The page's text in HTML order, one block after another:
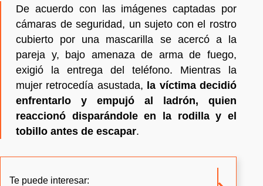
De acuerdo con las imágenes captadas por
cámaras de seguridad, un sujeto con el rostro
cubierto por una mascarilla se acercó a la
pareja y, bajo amenaza de arma de fuego,
exigió la entrega del teléfono. Mientras la
mujer retrocedía asustada, la víctima decidió
enfrentarlo y empujó al ladrón, quien
reaccionó disparándole en la rodilla y el
tobillo antes de escapar.
Te puede interesar: